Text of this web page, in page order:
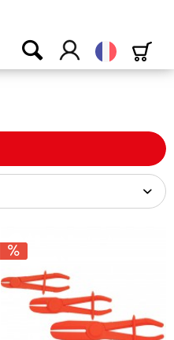
Français